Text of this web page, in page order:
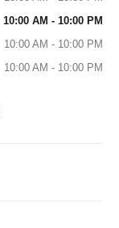
10:00 AM - 10:00 PM
10:00 AM - 10:00 PM
10:00 AM - 10:00 PM